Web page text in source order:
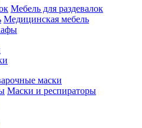
Мебель для раздевалок
Медицинская мебель
маски
Маски и респираторы